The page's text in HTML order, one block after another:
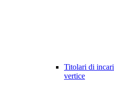
Titolari di
vertice